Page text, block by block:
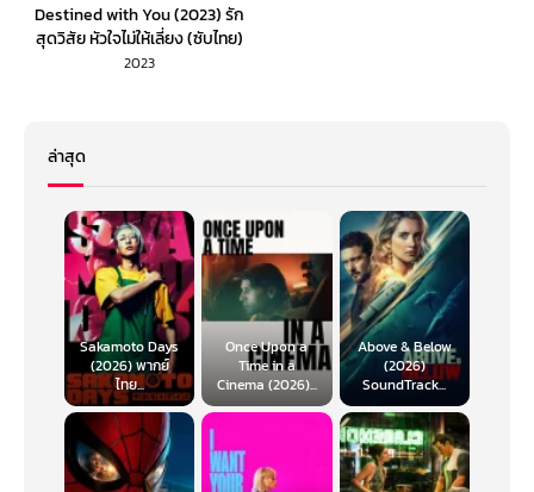
Destined with You (2023) รัก
สุดวิสัย หัวใจไม่ให้เลี่ยง (ซับไทย)
2023
ล่าสุด
Sakamoto Days
(2026) พากย์
ไทย...
Once Upon a
Time in a
Cinema (2026)...
Above & Below
(2026)
SoundTrack...